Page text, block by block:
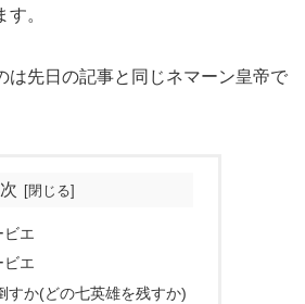
。
は先日の記事と同じネマーン皇帝で
ビエ
ビエ
すか(どの七英雄を残すか)